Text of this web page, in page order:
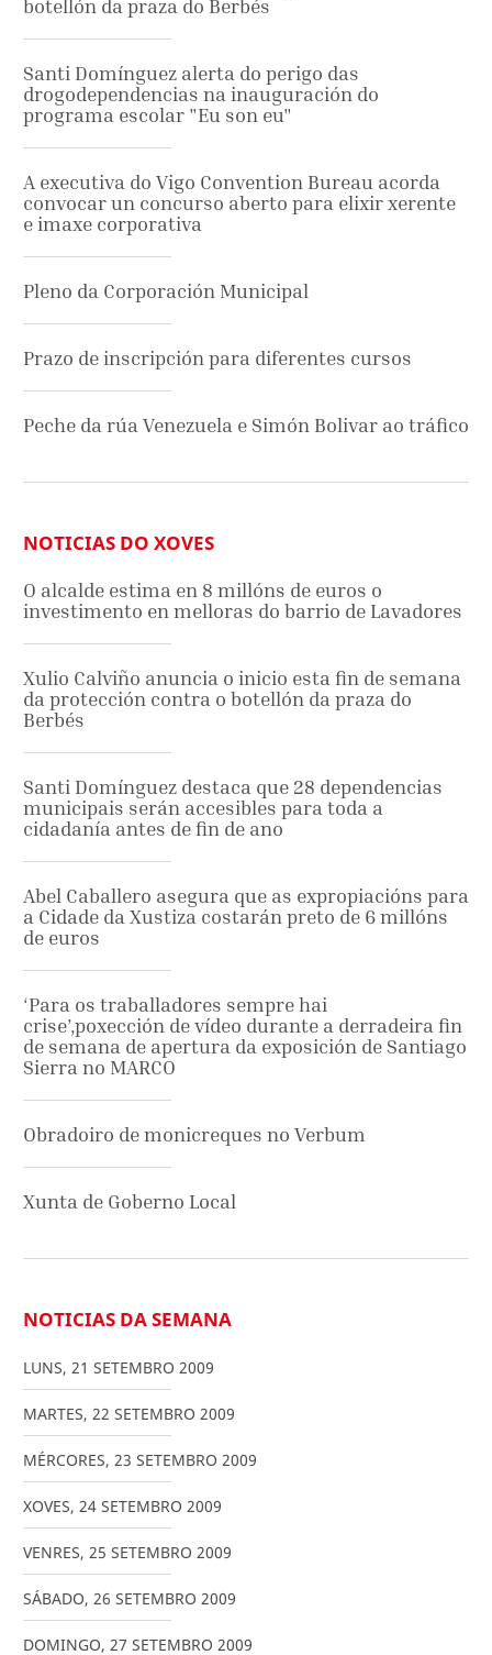
botellón da praza do Berbés
Santi Domínguez alerta do perigo das
drogodependencias na inauguración do
programa escolar "Eu son eu"
A executiva do Vigo Convention Bureau acorda
convocar un concurso aberto para elixir xerente
e imaxe corporativa
Pleno da Corporación Municipal
Prazo de inscripción para diferentes cursos
Peche da rúa Venezuela e Simón Bolivar ao tráfico
NOTICIAS DO XOVES
O alcalde estima en 8 millóns de euros o
investimento en melloras do barrio de Lavadores
Xulio Calviño anuncia o inicio esta fin de semana
da protección contra o botellón da praza do
Berbés
Santi Domínguez destaca que 28 dependencias
municipais serán accesibles para toda a
cidadanía antes de fin de ano
Abel Caballero asegura que as expropiacións para
a Cidade da Xustiza costarán preto de 6 millóns
de euros
‘Para os traballadores sempre hai
crise’,poxección de vídeo durante a derradeira fin
de semana de apertura da exposición de Santiago
Sierra no MARCO
Obradoiro de monicreques no Verbum
Xunta de Goberno Local
NOTICIAS DA SEMANA
LUNS, 21 SETEMBRO 2009
MARTES, 22 SETEMBRO 2009
MÉRCORES, 23 SETEMBRO 2009
XOVES, 24 SETEMBRO 2009
VENRES, 25 SETEMBRO 2009
SÁBADO, 26 SETEMBRO 2009
DOMINGO, 27 SETEMBRO 2009